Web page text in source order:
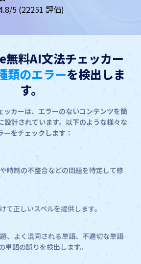
/5 (22251 評価)
料AI文法チェッカー
類のエラーを検出しま
す。
ッカーは、エラーのないコンテンツを簡
設計されています。以下のような様々な
ーをチェックします：
時制の不整合などの問題を特定して修
て正しいスペルを提供します。
、よく混同される単語、不適切な単語
単語の誤りを検出します。